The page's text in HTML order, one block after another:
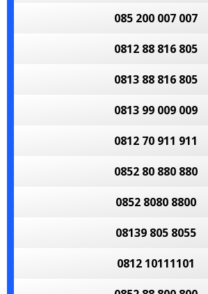
085 200 007 007
0812 88 816 805
0813 88 816 805
0813 99 009 009
0812 70 911 911
0852 80 880 880
0852 8080 8800
08139 805 8055
0812 10111101